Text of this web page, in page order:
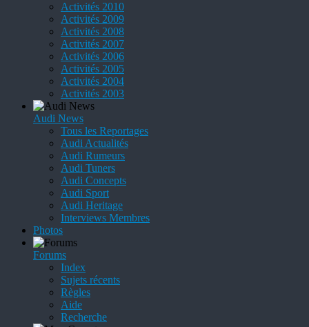
Activités 2010
Activités 2009
Activités 2008
Activités 2007
Activités 2006
Activités 2005
Activités 2004
Activités 2003
Audi News
Tous les Reportages
Audi Actualités
Audi Rumeurs
Audi Tuners
Audi Concepts
Audi Sport
Audi Heritage
Interviews Membres
Photos
Forums
Index
Sujets récents
Règles
Aide
Recherche